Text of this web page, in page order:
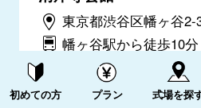
東京都渋谷区幡ヶ谷2-
幡ヶ谷駅から徒歩10分
電話をかける
資料請求する
初めての方 プラン 式場を探